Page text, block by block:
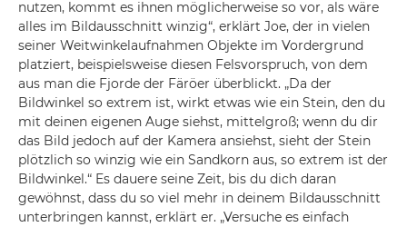
nutzen, kommt es ihnen möglicherweise so vor, als wäre
alles im Bildausschnitt winzig“, erklärt Joe, der in vielen
seiner Weitwinkelaufnahmen Objekte im Vordergrund
platziert, beispielsweise diesen Felsvorspruch, von dem
aus man die Fjorde der Färöer überblickt. „Da der
Bildwinkel so extrem ist, wirkt etwas wie ein Stein, den du
mit deinen eigenen Auge siehst, mittelgroß; wenn du dir
das Bild jedoch auf der Kamera ansiehst, sieht der Stein
plötzlich so winzig wie ein Sandkorn aus, so extrem ist der
Bildwinkel.“ Es dauere seine Zeit, bis du dich daran
gewöhnst, dass du so viel mehr in deinem Bildausschnitt
unterbringen kannst, erklärt er. „Versuche es einfach